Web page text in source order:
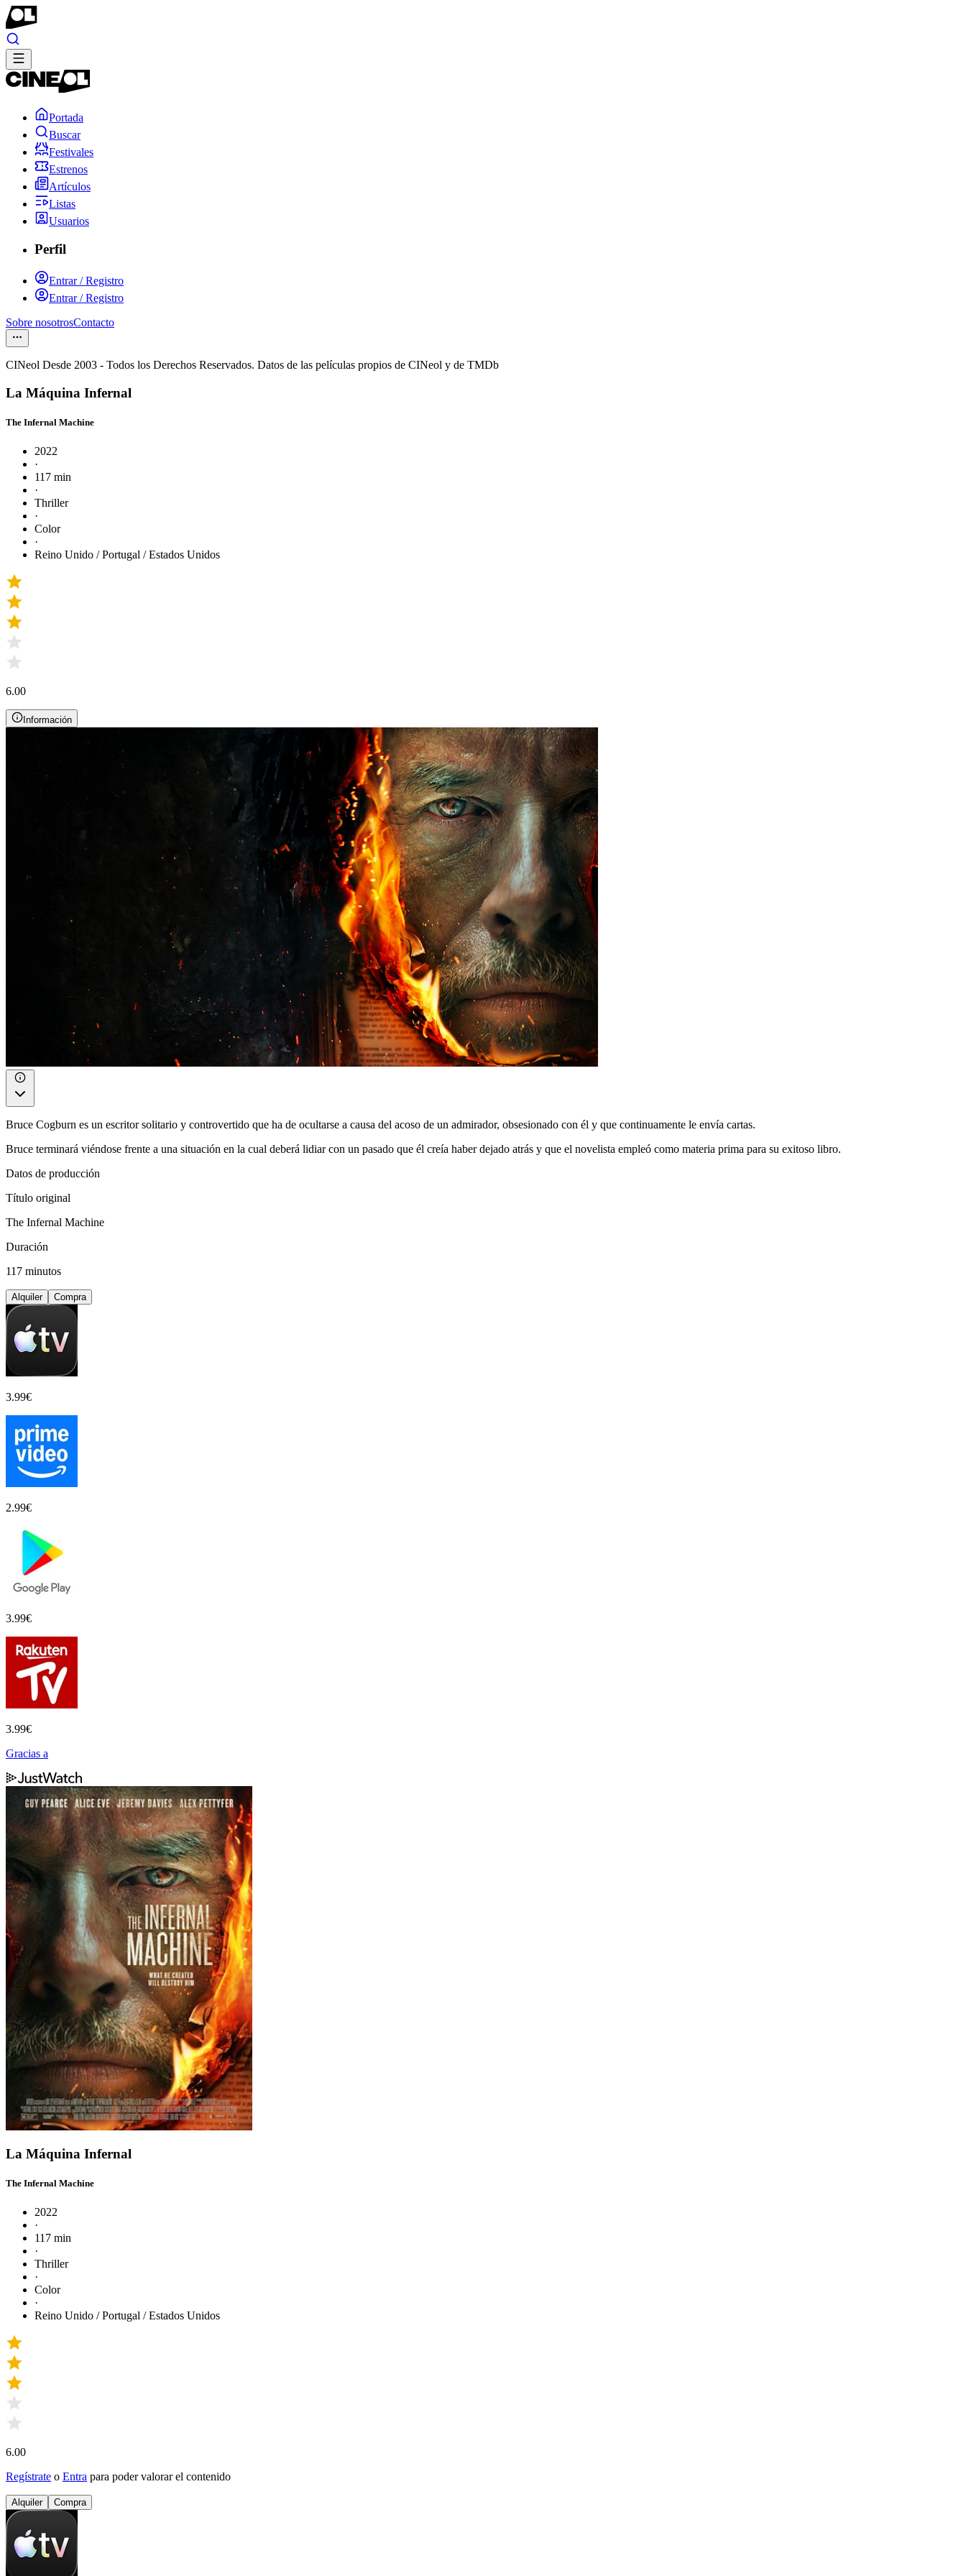
Portada
Buscar
Festivales
Estrenos
Artículos
Listas
Usuarios
Perfil
Entrar / Registro
Entrar / Registro
Sobre nosotrosContacto
CINeol Desde 2003 - Todos los Derechos Reservados. Datos de las películas propios de CINeol y de TMDb
La Máquina Infernal
The Infernal Machine
2022
·
117 min
·
Thriller
·
Color
·
Reino Unido / Portugal / Estados Unidos
6.00
Información
Bruce Cogburn es un escritor solitario y controvertido que ha de ocultarse a causa del acoso de un admirador, obsesionado con él y que continuamente le envía cartas.
Bruce terminará viéndose frente a una situación en la cual deberá lidiar con un pasado que él creía haber dejado atrás y que el novelista empleó como materia prima para su exitoso libro.
Datos de producción
Título original
The Infernal Machine
Duración
117 minutos
Alquiler Compra
3.99€
2.99€
3.99€
3.99€
Gracias a
La Máquina Infernal
The Infernal Machine
2022
·
117 min
·
Thriller
·
Color
·
Reino Unido / Portugal / Estados Unidos
6.00
Regístrate o Entra para poder valorar el contenido
Alquiler Compra